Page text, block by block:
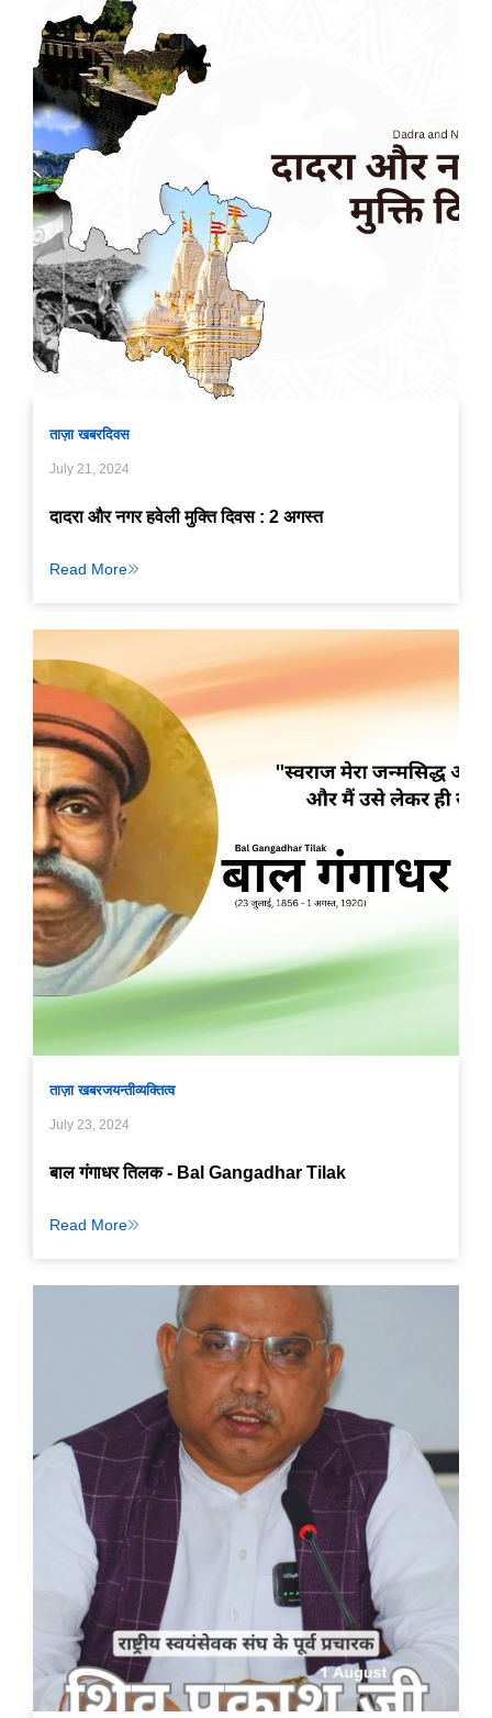
ताज़ा खबरदिवस
July 21, 2024
दादरा और नगर हवेली मुक्ति दिवस : 2 अगस्त
Read More
ताज़ा खबरजयन्तीव्यक्तित्व
July 23, 2024
बाल गंगाधर तिलक - Bal Gangadhar Tilak
Read More